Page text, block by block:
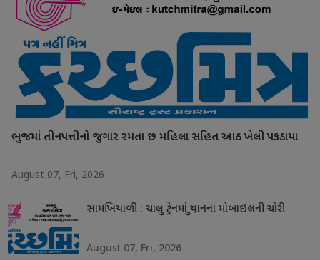
ભુજમાં તીનપત્તીનો જુગાર રમતા છ મહિલા સહિત આઠ ખેલી પકડાયા
August 07, Fri, 2026
સામખિયાળી : ચાલુ ટ્રેનમાં યુવાનના મોબાઇલની ચોરી
August 07, Fri, 2026